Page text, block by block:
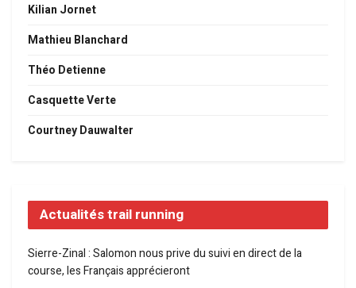
Kilian Jornet
Mathieu Blanchard
Théo Detienne
Casquette Verte
Courtney Dauwalter
Actualités trail running
Sierre-Zinal : Salomon nous prive du suivi en direct de la
course, les Français apprécieront